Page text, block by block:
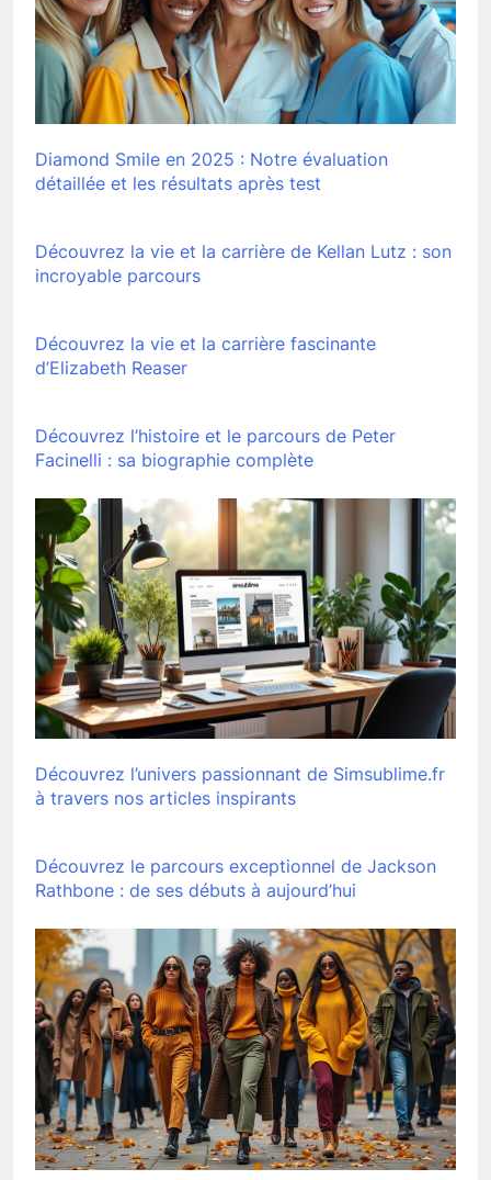
Diamond Smile en 2025 : Notre évaluation
détaillée et les résultats après test
Découvrez la vie et la carrière de Kellan Lutz : son
incroyable parcours
Découvrez la vie et la carrière fascinante
d’Elizabeth Reaser
Découvrez l’histoire et le parcours de Peter
Facinelli : sa biographie complète
Découvrez l’univers passionnant de Simsublime.fr
à travers nos articles inspirants
Découvrez le parcours exceptionnel de Jackson
Rathbone : de ses débuts à aujourd’hui